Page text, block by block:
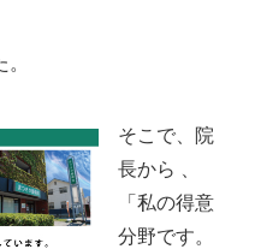
そこで、院
長から 、
「私の得意
分野です。